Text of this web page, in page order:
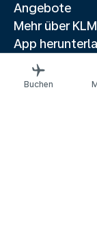
Angebote
Mehr über KLM
App
Verwandte
Reiseführer
Buchen